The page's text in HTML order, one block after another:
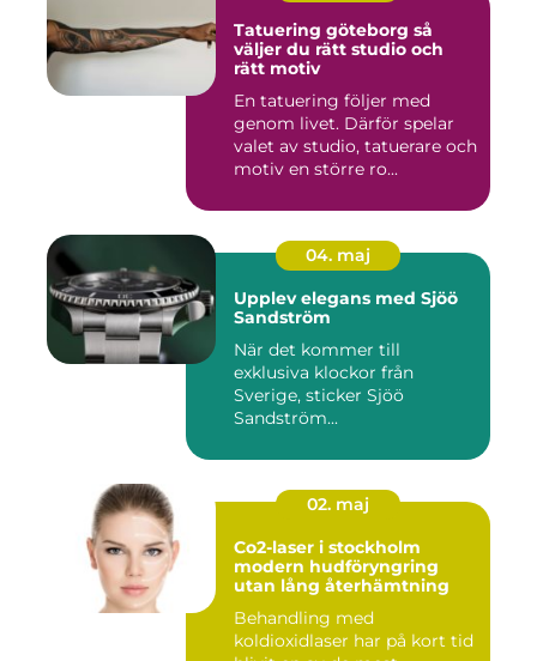
Tatuering göteborg så
väljer du rätt studio och
rätt motiv
En tatuering följer med
genom livet. Därför spelar
valet av studio, tatuerare och
motiv en större ro...
04. maj
Upplev elegans med Sjöö
Sandström
När det kommer till
exklusiva klockor från
Sverige, sticker Sjöö
Sandström...
02. maj
Co2-laser i stockholm
modern hudföryngring
utan lång återhämtning
Behandling med
koldioxidlaser har på kort tid